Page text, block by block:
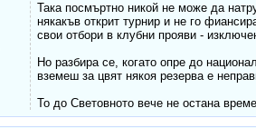
Така посмъртно никой не може да
някакъв открит турнир и не го
свои отбори в клубни прояви -
Но разбира се, когато опре до
вземеш за цвят някоя резерва е
То до Световното вече не остана